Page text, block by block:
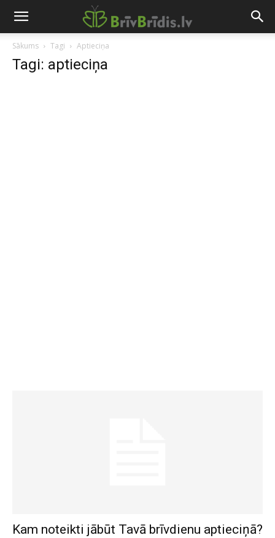
Sākums Tagi Aptieciņa
Tagi: aptieciņa
Kam noteikti jābūt Tavā brīvdienu aptieciņā?